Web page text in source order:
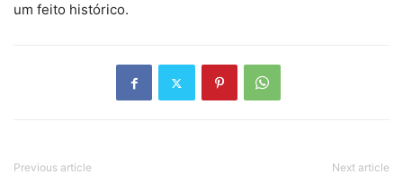
um feito histórico.
Previous article Next article